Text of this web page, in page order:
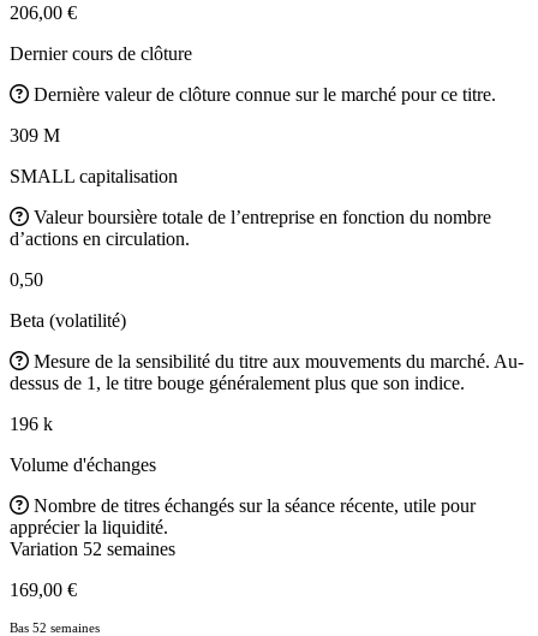
206,00 €
Dernier cours de clôture
Dernière valeur de clôture connue sur le marché pour ce titre.
309 M
SMALL capitalisation
Valeur boursière totale de l’entreprise en fonction du nombre
d’actions en circulation.
0,50
Beta (volatilité)
Mesure de la sensibilité du titre aux mouvements du marché. Au-
dessus de 1, le titre bouge généralement plus que son indice.
196 k
Volume d'échanges
Nombre de titres échangés sur la séance récente, utile pour
apprécier la liquidité.
Variation 52 semaines
169,00 €
Bas 52 semaines